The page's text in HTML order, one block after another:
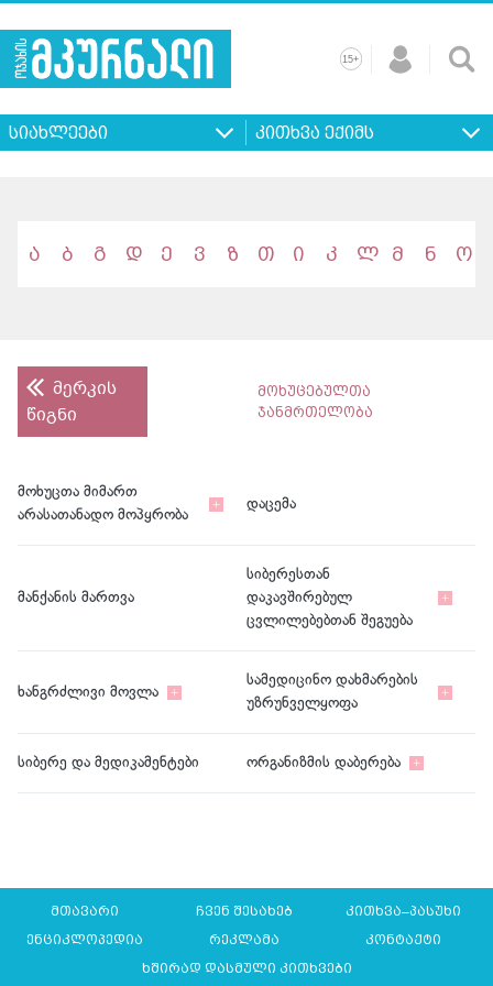
შესახებ ხშირად
კითხვები
15+
სიახლეები კითხვა ექიმს
ა ბ გ დ ე ვ ზ თ ი კ ლ მ ნ ო
მერკის
წიგნი
მოხუცებულთა
ჯანმრთელობა
მოხუცთა მიმართ
არასათანადო მოპყრობა
დაცემა
მანქანის მართვა
სიბერესთან
დაკავშირებულ
ცვლილებებთან შეგუება
ხანგრძლივი მოვლა
სამედიცინო დახმარების
უზრუნველყოფა
სიბერე და მედიკამენტები ორგანიზმის დაბერება
მთავარი ჩვენ შესახებ
კითხვა–პასუხი
ენციკლოპედია
რეკლამა
კონტაქტი
ხშირად დასმული კითხვები